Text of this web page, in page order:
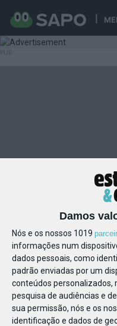
Damos
Nós e os nossos 1019
informações num
dados pessoais, como
padrão enviadas por um
conteúdos personalizados,
pesquisa de audiências e
sua permissão, nós e os
identificação e dados de